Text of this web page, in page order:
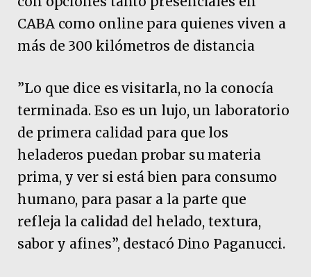
CABA como online para quienes viven a
más de 300 kilómetros de distancia
”Lo que dice es visitarla, no la conocía
terminada. Eso es un lujo, un laboratorio
de primera calidad para que los
heladeros puedan probar su materia
prima, y ver si está bien para consumo
humano, para pasar a la parte que
refleja la calidad del helado, textura,
sabor y afines”, destacó Dino Paganucci.